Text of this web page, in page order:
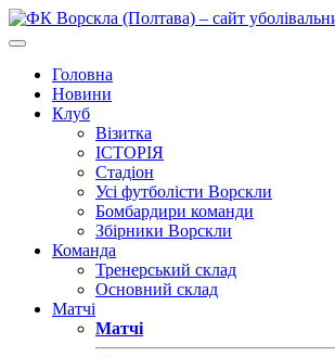
Головна
Новини
Клуб
Візитка
ІСТОРІЯ
Стадіон
Усі футболісти Ворскли
Бомбардири команди
Збірники Ворскли
Команда
Тренерський склад
Основний склад
Матчі
Матчі